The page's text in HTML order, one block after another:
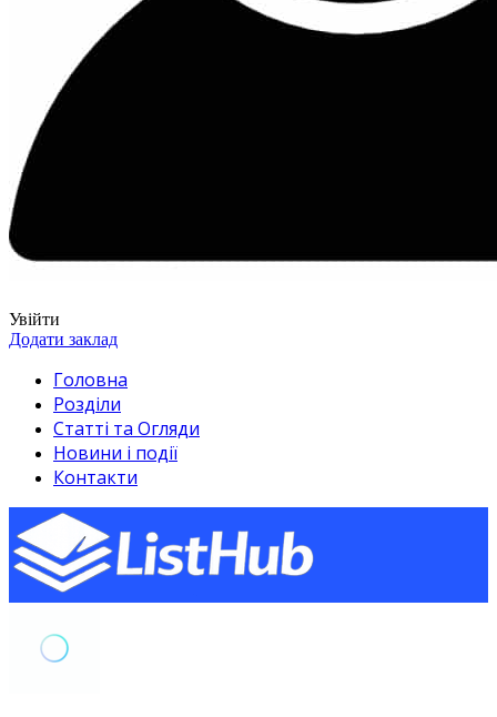
Увійти
Додати заклад
Головна
Розділи
Статті та Огляди
Новини і події
Контакти